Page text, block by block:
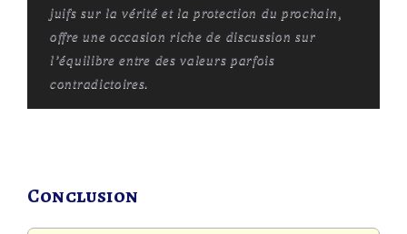
juifs sur la vérité et la protection du prochain,
offre une occasion riche de discussion sur
l’équilibre entre des valeurs parfois
contradictoires.
Conclusion